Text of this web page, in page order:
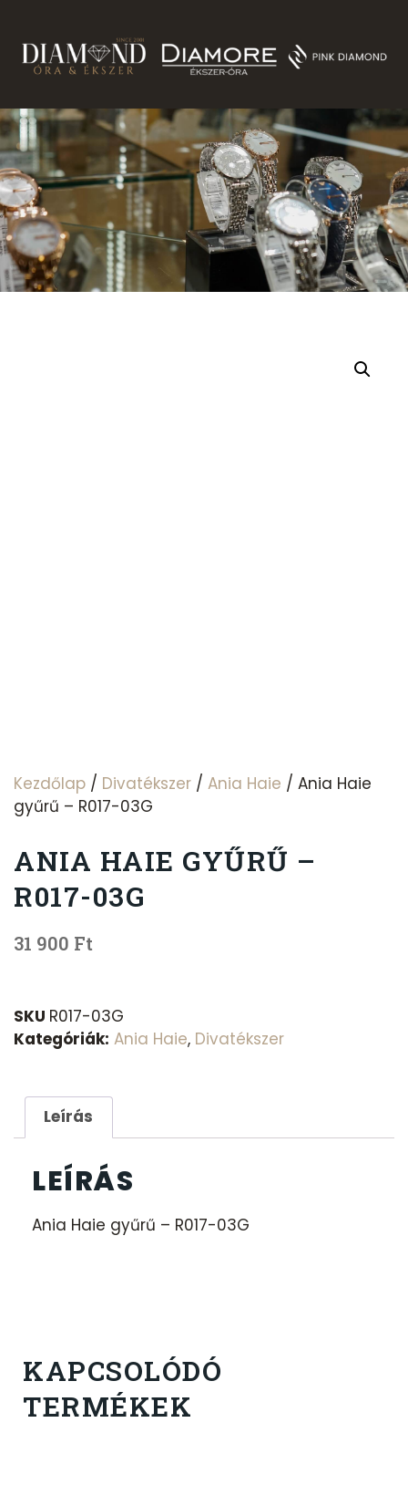
Kezdőlap / Divatékszer / Ania Haie / Ania Haie
gyűrű – R017-03G
ANIA HAIE GYŰRŰ –
R017-03G
31 900 Ft
SKU R017-03G
Kategóriák: Ania Haie, Divatékszer
Leírás
LEÍRÁS
Ania Haie gyűrű – R017-03G
KAPCSOLÓDÓ
TERMÉKEK